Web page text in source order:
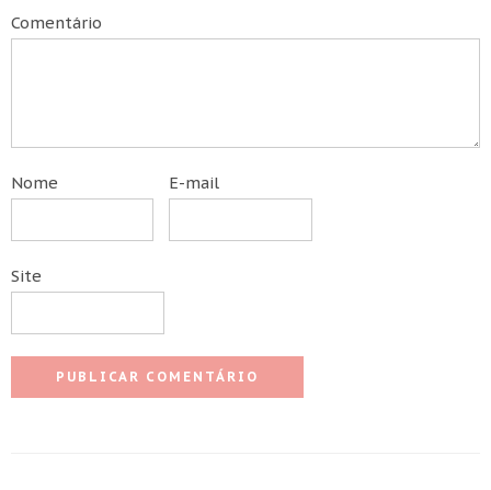
Comentário
Nome E-mail
Site